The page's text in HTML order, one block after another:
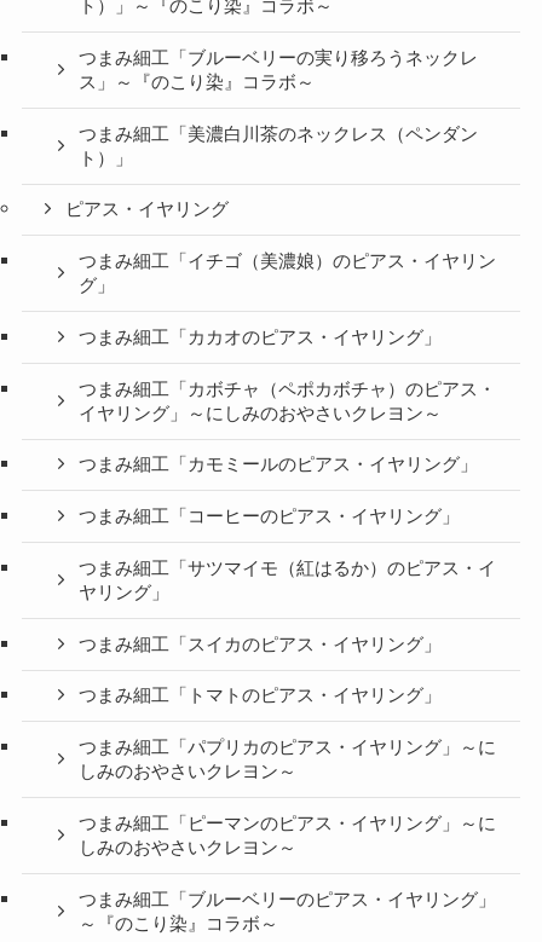
ト）」～『のこり染』コラボ～
つまみ細工「ブルーベリーの実り移ろうネックレ
ス」～『のこり染』コラボ～
つまみ細工「美濃白川茶のネックレス（ペンダン
ト）」
ピアス・イヤリング
つまみ細工「イチゴ（美濃娘）のピアス・イヤリン
グ」
つまみ細工「カカオのピアス・イヤリング」
つまみ細工「カボチャ（ペポカボチャ）のピアス・
イヤリング」～にしみのおやさいクレヨン～
つまみ細工「カモミールのピアス・イヤリング」
つまみ細工「コーヒーのピアス・イヤリング」
つまみ細工「サツマイモ（紅はるか）のピアス・イ
ヤリング」
つまみ細工「スイカのピアス・イヤリング」
つまみ細工「トマトのピアス・イヤリング」
つまみ細工「パプリカのピアス・イヤリング」～に
しみのおやさいクレヨン～
つまみ細工「ピーマンのピアス・イヤリング」～に
しみのおやさいクレヨン～
つまみ細工「ブルーベリーのピアス・イヤリング」
～『のこり染』コラボ～